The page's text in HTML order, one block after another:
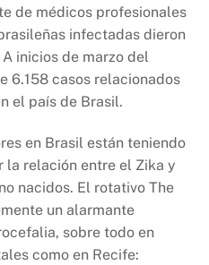
de médicos profesionales
infectadas dieron
inicios de marzo del
6.158 casos relacionados
el país de Brasil.
en Brasil están teniendo
relación entre el Zika y
nacidos. El rotativo The
un alarmante
sobre todo en
como en Recife: